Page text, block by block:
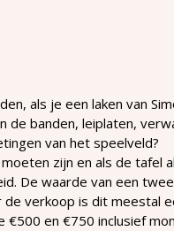
als je een laken van
banden, leiplaten,
van het speelveld?
zijn en als de tafel
De waarde van een
verkoop is dit meestal
en €750 inclusief